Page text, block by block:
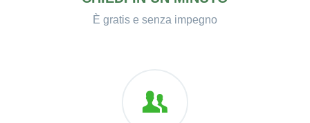
È gratis e senza impegno